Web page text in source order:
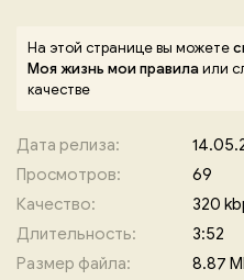
На этой странице вы можете
Моя жизнь мои правилаили
качестве
Дата релиза:
Просмотров:
69
Качество:
320
Длительность:
3:52
Размер файла:
8.87